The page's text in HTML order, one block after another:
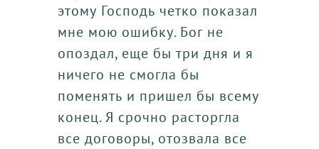
этому Господь четко показал
мне мою ошибку. Бог не
опоздал, еще бы три дня и я
ничего не смогла бы
поменять и пришел бы всему
конец. Я срочно расторгла
все договоры, отозвала все